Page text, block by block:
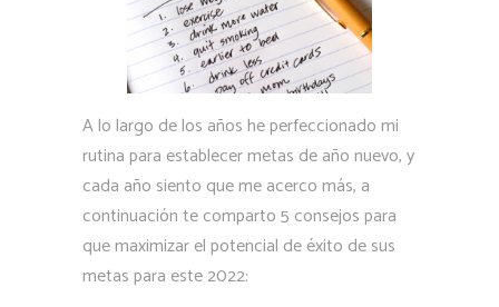
A lo largo de los años he perfeccionado mi
rutina para establecer metas de año nuevo, y
cada año siento que me acerco más, a
continuación te comparto 5 consejos para
que maximizar el potencial de éxito de sus
metas para este 2022: